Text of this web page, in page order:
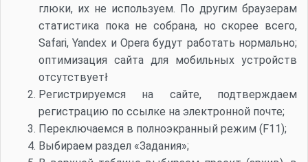
глюки, их не используем. По другим браузерам
статистика пока не собрана, но скорее всего,
Safari, Yandex и Opera будут работать нормально;
оптимизация сайта для мобильных устройств
отсутствуетł
Регистрируемся на сайте, подтверждаем
регистрацию по ссылке на электронной почте;
Переключаемся в полноэкранный режим (F11);
Выбираем раздел «Задания»;